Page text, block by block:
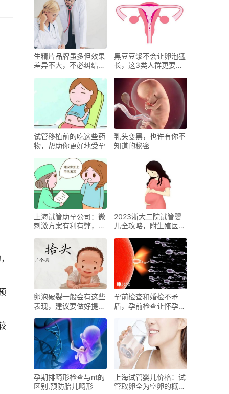
生精片品牌虽多但效果
差异不大，不必纠结选
黑豆豆浆不会让卵泡猛
长，这3类人群更要少
试管移植前的吃这些药
物，帮助你更好地受孕
乳头变黑，也许有你不
知道的秘密
上海试管助孕公司：微
刺激方案有利有弊，了
2023浙大二院试管婴
儿全攻略，附生殖医生
卵泡破裂一般会有这些
表现，建议要做好提前
孕前检查和婚检不矛
盾，孕前检查让怀孕更
孕期排畸形检查与nt的
区别,预防胎儿畸形
上海试管婴儿价格：试
管取卵全为空卵的概率